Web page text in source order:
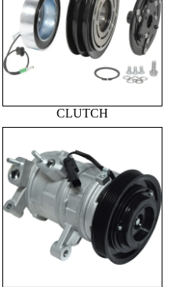
CLUTCH